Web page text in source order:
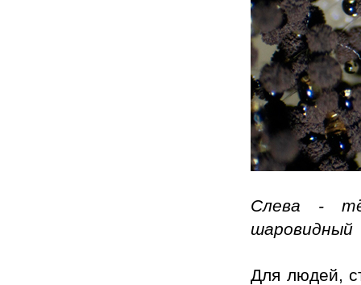
Слева -
шаровидный
Для людей,